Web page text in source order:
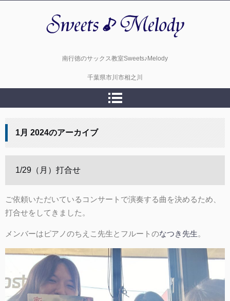
南行徳のサックス教室Sweets♪Melody
千葉県市川市相之川
1月 2024のアーカイブ
1/29（月）打合せ
ご依頼いただいているコンサートで演奏する曲を決めるため、
打合せをしてきました。
メンバーはピアノのちえこ先生とフルートのなつき先生。